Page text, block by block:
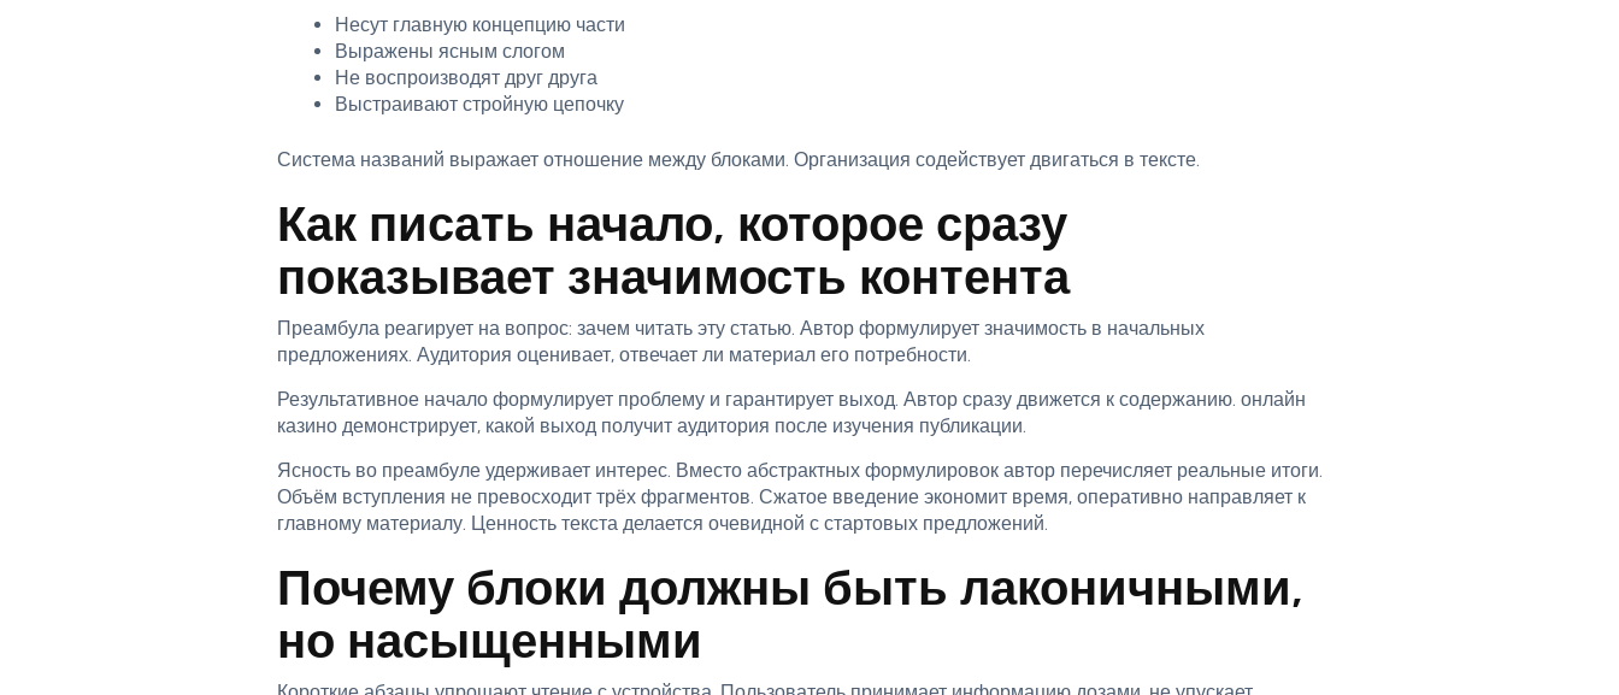
Несут главную концепцию части
Выражены ясным слогом
Не воспроизводят друг друга
Выстраивают стройную цепочку
Система названий выражает отношение между блоками. Организация содействует двигаться в тексте.
Как писать начало, которое сразу
показывает значимость контента
Преамбула реагирует на вопрос: зачем читать эту статью. Автор формулирует значимость в начальных
предложениях. Аудитория оценивает, отвечает ли материал его потребности.
Результативное начало формулирует проблему и гарантирует выход. Автор сразу движется к содержанию. онлайн
казино демонстрирует, какой выход получит аудитория после изучения публикации.
Ясность во преамбуле удерживает интерес. Вместо абстрактных формулировок автор перечисляет реальные итоги.
Объём вступления не превосходит трёх фрагментов. Сжатое введение экономит время, оперативно направляет к
главному материалу. Ценность текста делается очевидной с стартовых предложений.
Почему блоки должны быть лаконичными,
но насыщенными